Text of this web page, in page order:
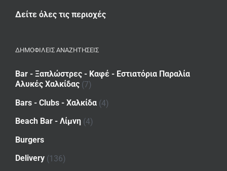
Δείτε όλες τις περιοχές
ΔΗΜΟΦΙΛΕΙΣ ΑΝΑΖΗΤΗΣΕΙΣ
Bar - Ξαπλώστρες - Καφέ - Εστιατόρια Παραλία
Αλυκές Χαλκίδας (7)
Bars - Clubs - Χαλκίδα (4)
Beach Bar - Λίμνη (4)
Burgers
Delivery (136)